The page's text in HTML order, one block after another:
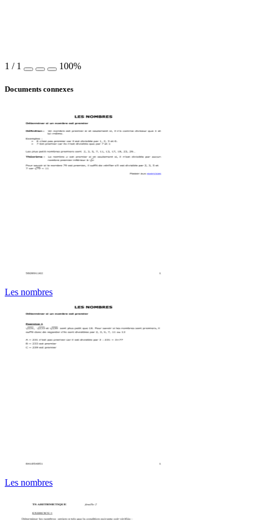
1 / 1 100%
Documents connexes
Les nombres
Les nombres